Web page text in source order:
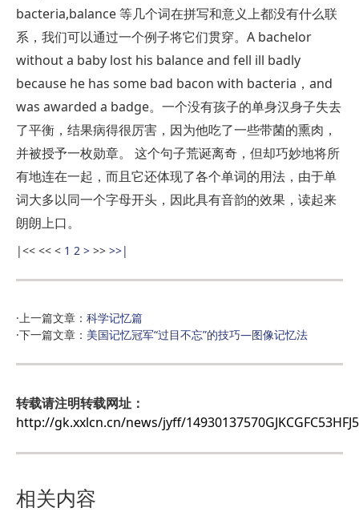
bacteria,balance 等几个词在拼写和意义上都没有什么联
系，我们可以通过一个例子将它们贯穿。A bachelor
without a baby lost his balance and fell ill badly
because he has some bad bacon with bacteria，and
was awarded a badge。一个没有孩子的单身汉身子失去
了平衡，结果病得很厉害，因为他吃了一些带菌的熏肉，
并被授予一枚勋章。 这个句子荒诞离奇，但却巧妙地将所
有地连在一起，而且它还体现了各个单词的用法，由于单
词大多以同一个字母开头，因此具有音韵的效果，读起来
朗朗上口。
|<< << < 1 2 > >> >>|
·上一篇文章： 科学记忆篇
·下一篇文章： 美国记忆冠军“过目不忘”的技巧—图像记忆法
转载请注明转载网址：
http://gk.xxlcn.cn/news/jyff/
相关内容